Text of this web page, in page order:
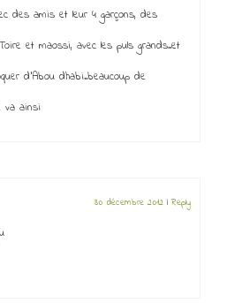
des amis et leur 4 garçons, des
et maossi, avec les puls grands..et
d’Abou dhabi..beaucoup de
va ainsi
30 décembre 2012 |Reply